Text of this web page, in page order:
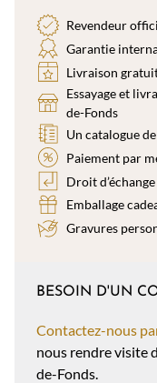
Revendeur
Garantie
Livraison
Essayage et
de-Fonds
Un catalogue
Paiement par
Droit
Emballage
Gravures
BESOIN D'UN
Contactez-nous
nous rendre visite
de-Fonds.